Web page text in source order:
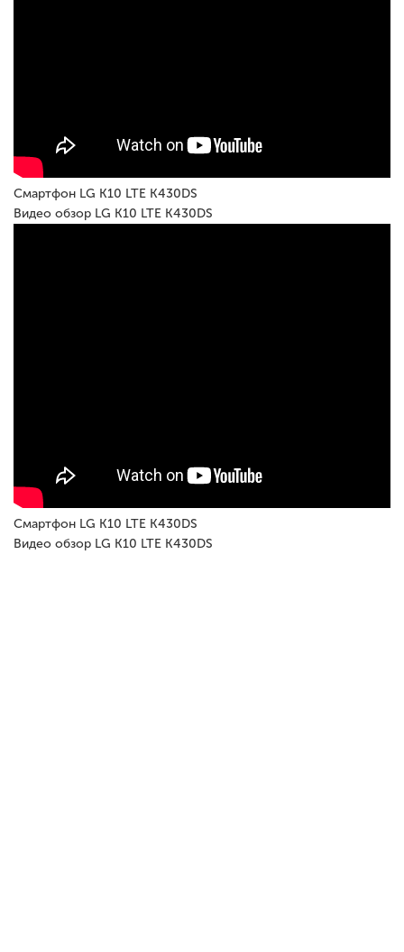
Смартфон LG K10 LTE K430DS
Видео обзор LG K10 LTE K430DS
Смартфон LG K10 LTE K430DS
Видео обзор LG K10 LTE K430DS